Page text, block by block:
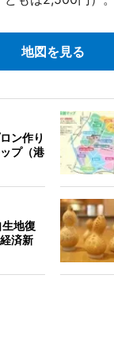
地図を見る
ン作り
プ（港
地復
済新